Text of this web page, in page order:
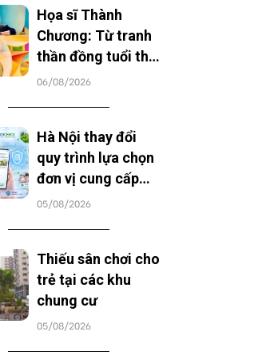
Họa sĩ Thành
Chương: Từ tranh
thần đồng tuổi thơ
đến tầm vóc văn
06/08/2026
Hà Nội thay đổi
quy trình lựa chọn
đơn vị cung cấp
suất ăn học đường
05/08/2026
Thiếu sân chơi cho
trẻ tại các khu
chung cư
05/08/2026